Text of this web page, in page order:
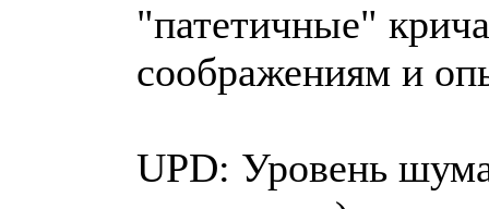
"патетичные"
соображениям и
UPD: Уровень